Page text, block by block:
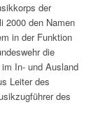
der
2000 den Namen
in der Funktion
die
In- und Ausland
Leiter des
des